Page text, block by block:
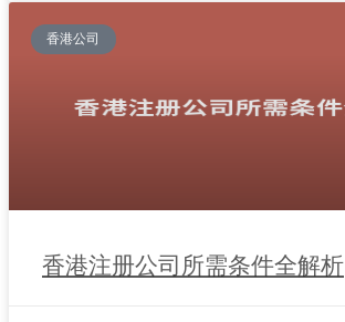
香港公司
香港注册公司所需条件全解析